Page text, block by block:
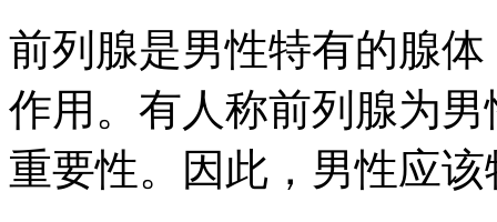
前列腺是男性特有的腺
作用。有人称前列腺为
重要性。因此，男性应该